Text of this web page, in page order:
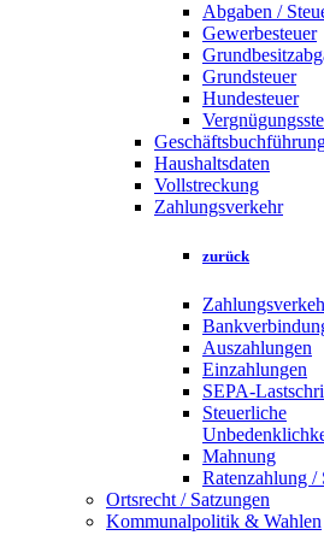
Abgaben /
Gewerbesteuer
Grundsteuer
Hundesteuer
Haushaltsdaten
Vollstreckung
Zahlungsverkehr
zurück
Auszahlungen
Einzahlungen
SEPA-
Steuerliche
Mahnung
Ratenzahlung /
Ortsrecht / Satzungen
Kommunalpolitik & Wahlen